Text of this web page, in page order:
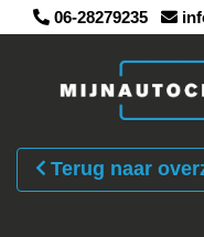
06-28279235
Terug naar